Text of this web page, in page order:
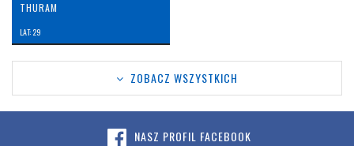
THURAM
LAT: 29
ZOBACZ WSZYSTKICH
NASZ PROFIL FACEBOOK